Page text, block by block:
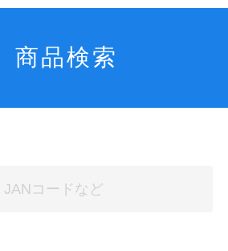
SDGsと未来
商品検索